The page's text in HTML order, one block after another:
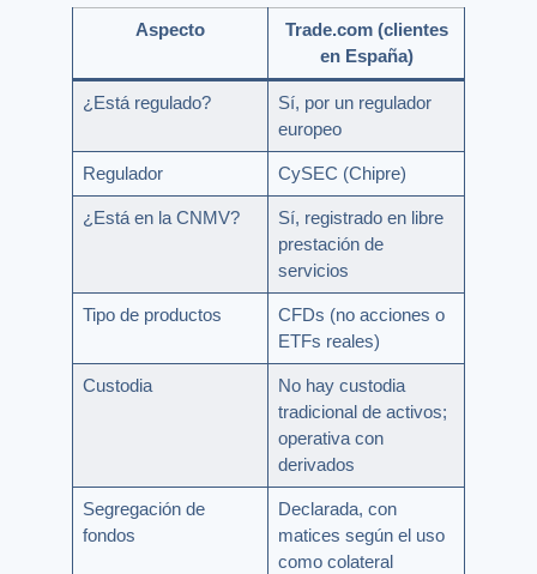
Aspecto
Trade.com (clientes
en España)
¿Está regulado?
Sí, por un regulador
europeo
Regulador CySEC (Chipre)
¿Está en la CNMV?
Sí, registrado en libre
prestación de
servicios
Tipo de productos
CFDs (no acciones o
ETFs reales)
Custodia
No hay custodia
tradicional de activos;
operativa con
derivados
Segregación de
fondos
Declarada, con
matices según el uso
como colateral